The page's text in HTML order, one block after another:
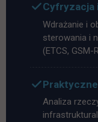
Cyfryzacja
Wdrażanie i
sterowania i
(ETCS, GSM-
Analiza